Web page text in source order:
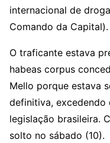
internacional de
Comando da Capital).
O traficante estava
habeas corpus
Mello porque estava
definitiva,
legislação brasileira.
solto no sábado (10).